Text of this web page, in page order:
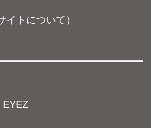
イトについて）
EYEZ